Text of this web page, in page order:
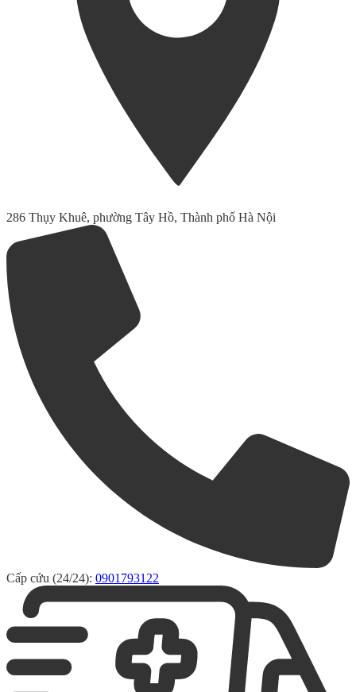
286 Thụy Khuê, phường Tây Hồ, Thành phố Hà Nội
Cấp cứu (24/24): 0901793122